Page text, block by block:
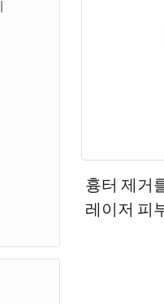
흉터 제거
레이저 피